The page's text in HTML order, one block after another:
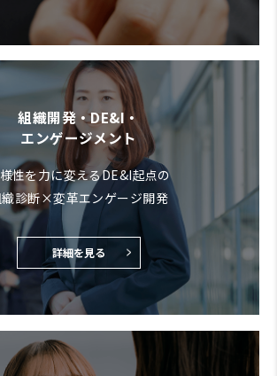
組織開発・DE&I・
エンゲージメント
性を力に変えるDE&I起点の
診断×変革エンゲージ開発
詳細を見る